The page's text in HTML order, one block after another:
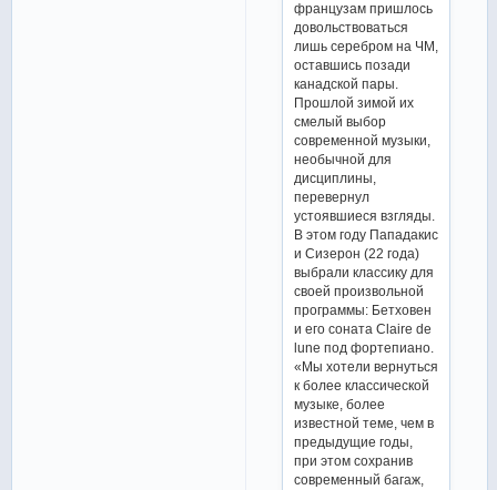
французам пришлось
довольствоваться
лишь серебром на ЧМ,
оставшись позади
канадской пары.
Прошлой зимой их
смелый выбор
современной музыки,
необычной для
дисциплины,
перевернул
устоявшиеся взгляды.
В этом году Пападакис
и Сизерон (22 года)
выбрали классику для
своей произвольной
программы: Бетховен
и его соната Claire de
lune под фортепиано.
«Мы хотели вернуться
к более классической
музыке, более
известной теме, чем в
предыдущие годы,
при этом сохранив
современный багаж,